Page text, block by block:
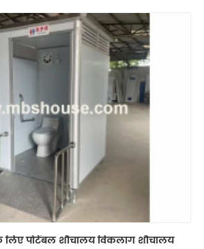
पोर्टेबल शौचालय विकलांग शौचालय